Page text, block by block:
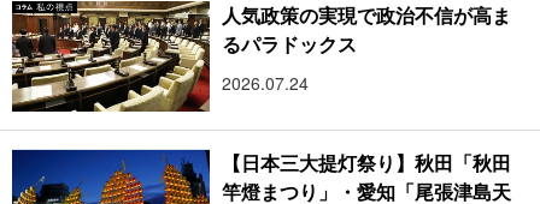
人気政策の実現で政治不信が高ま
るパラドックス
2026.07.24
【日本三大提灯祭り】秋田「秋田
竿燈まつり」・愛知「尾張津島天